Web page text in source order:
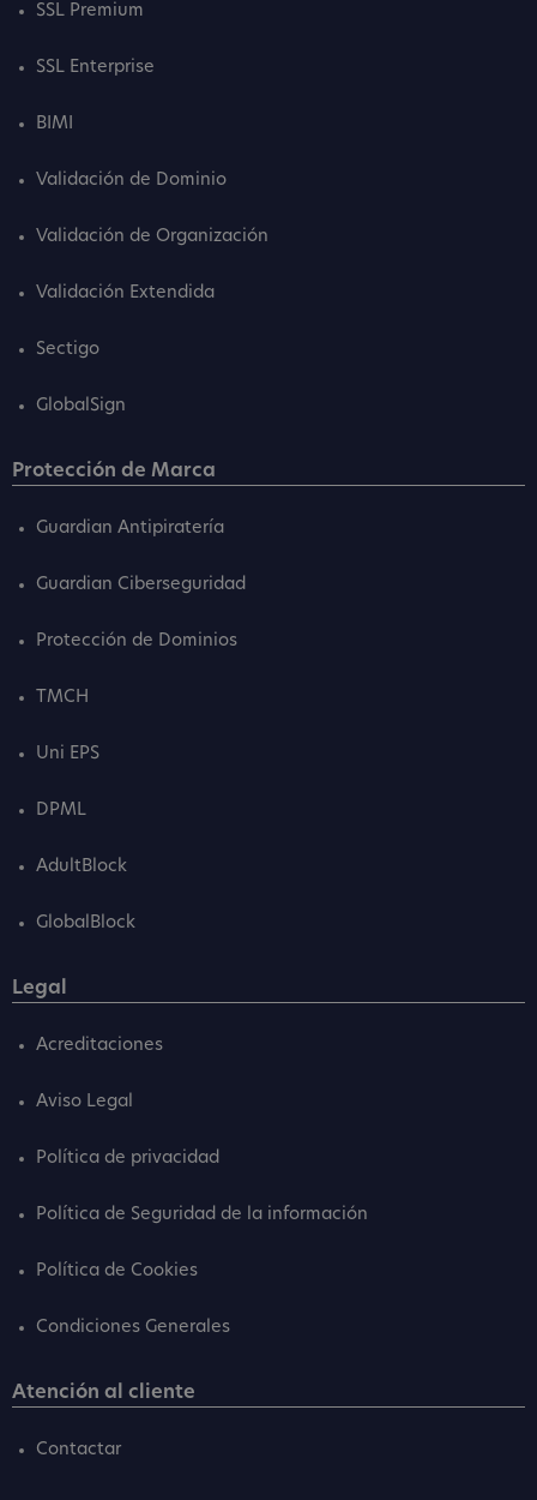
SSL Premium
SSL Enterprise
BIMI
Validación de Dominio
Validación de Organización
Validación Extendida
Sectigo
GlobalSign
Protección de Marca
Guardian Antipiratería
Guardian Ciberseguridad
Protección de Dominios
TMCH
Uni EPS
DPML
AdultBlock
GlobalBlock
Legal
Acreditaciones
Aviso Legal
Política de privacidad
Política de Seguridad de la información
Política de Cookies
Condiciones Generales
Atención al cliente
Contactar